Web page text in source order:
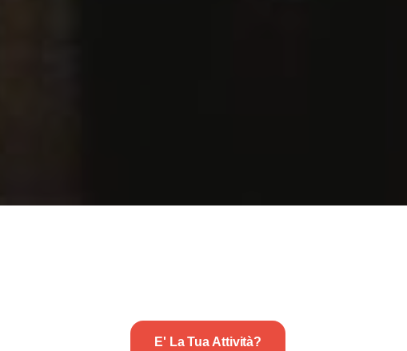
E' La Tua Attività?